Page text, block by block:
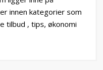
innen kategorier som
tilbud , tips, økonomi